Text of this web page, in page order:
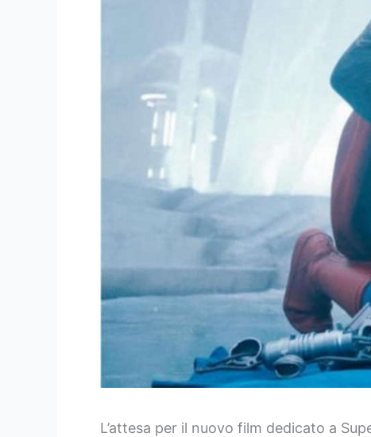
L’attesa per il nuovo film dedicato a